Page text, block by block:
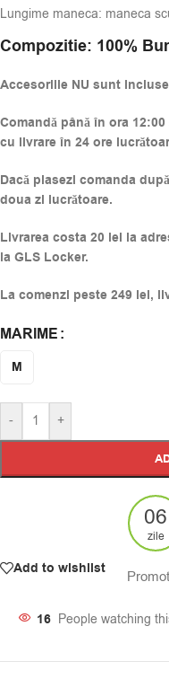
Lungime maneca: maneca
Compozitie: 100%
Accesoriile NU sunt
Comandă până în ora
cu livrare în 24 ore
Dacă plasezi comanda
doua zi lucrătoare.
Livrarea costa 20 lei la
la GLS Locker.
La comenzi peste 249 lei,
MARIME
M
- +
Alternative:
Add to wishlist
06
zile
16 People watching